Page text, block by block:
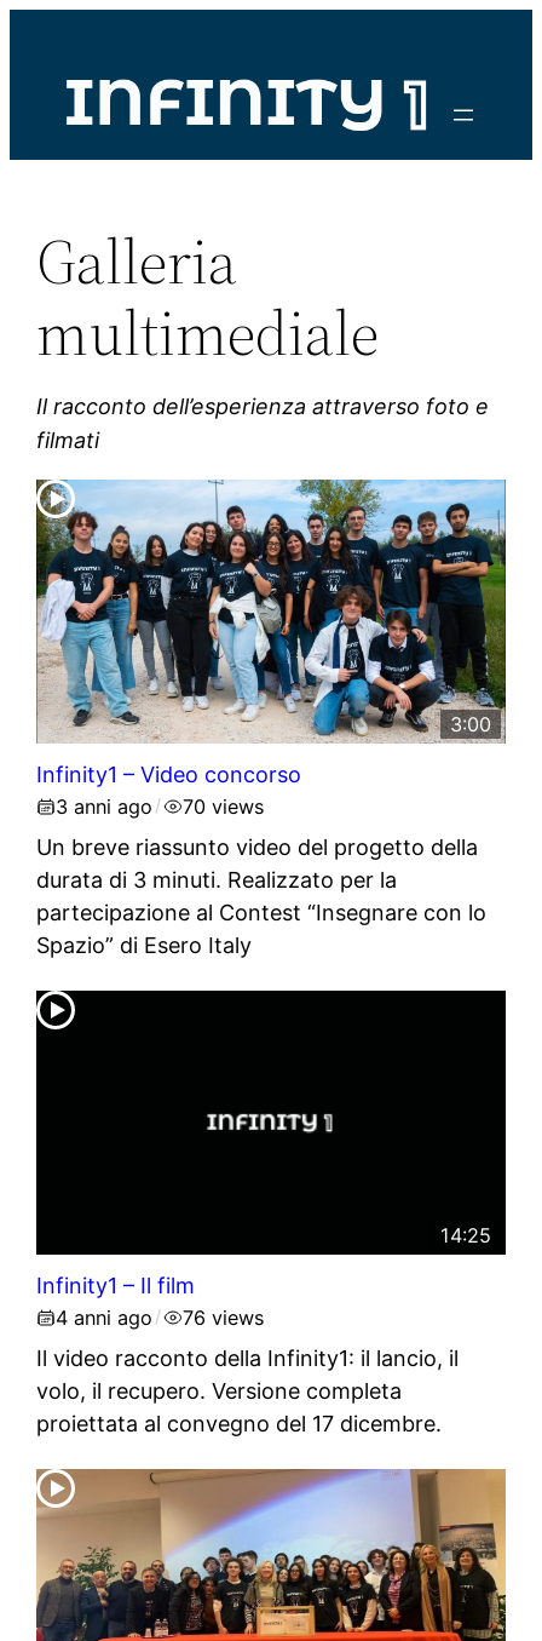
contenuto
Galleria
multimediale
Il racconto dell’esperienza attraverso foto e
filmati
3:00
Infinity1 – Video concorso
3 anni ago / 70 views
Un breve riassunto video del progetto della
durata di 3 minuti. Realizzato per la
partecipazione al Contest “Insegnare con lo
Spazio” di Esero Italy
14:25
Infinity1 – Il film
4 anni ago / 76 views
Il video racconto della Infinity1: il lancio, il
volo, il recupero. Versione completa
proiettata al convegno del 17 dicembre.